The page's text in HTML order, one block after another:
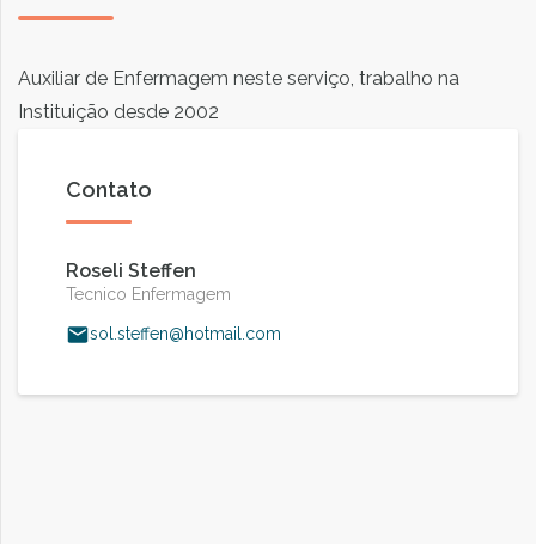
Auxiliar de Enfermagem neste serviço, trabalho na
Instituição desde 2002
Contato
Roseli Steffen
Tecnico Enfermagem
sol.steffen@hotmail.com